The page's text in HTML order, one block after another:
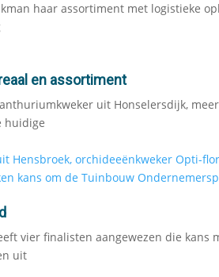
haar assortiment met logistieke
en assortiment
uit Honselersdijk,
huidige
vier finalisten aangewezen die kans
uit